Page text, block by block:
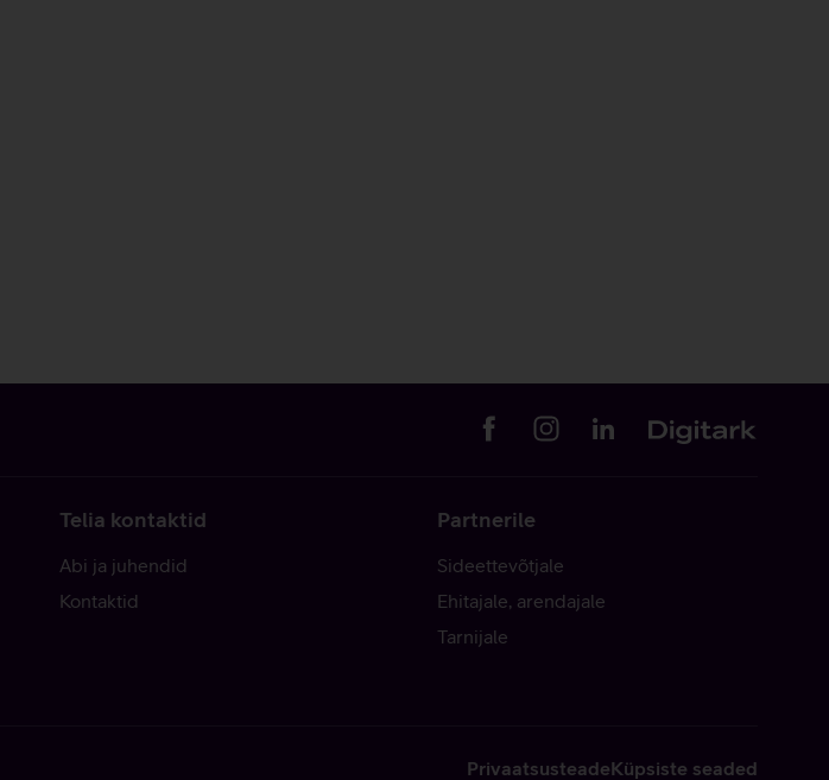
Telia kontaktid
Abi ja juhendid
Kontaktid
Partnerile
Sideettevõtjale
Ehitajale, arendajale
Tarnijale
PrivaatsusteadeKüpsiste seaded